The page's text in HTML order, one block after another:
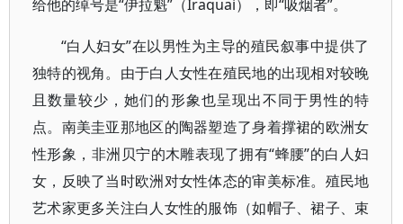
给他的绰号是“伊拉魁”（Iraquai），即“吸烟者”。
“白人妇女”在以男性为主导的殖民叙事中提供了
独特的视角。由于白人女性在殖民地的出现相对较晚
且数量较少，她们的形象也呈现出不同于男性的特
点。南美圭亚那地区的陶器塑造了身着撑裙的欧洲女
性形象，非洲贝宁的木雕表现了拥有“蜂腰”的白人妇
女，反映了当时欧洲对女性体态的审美标准。殖民地
艺术家更多关注白人女性的服饰（如帽子、裙子、束